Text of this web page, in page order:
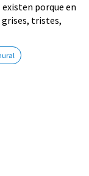
existen porque en
grises, tristes,